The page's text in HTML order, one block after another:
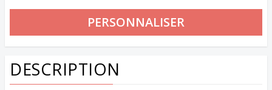
DESCRIPTION